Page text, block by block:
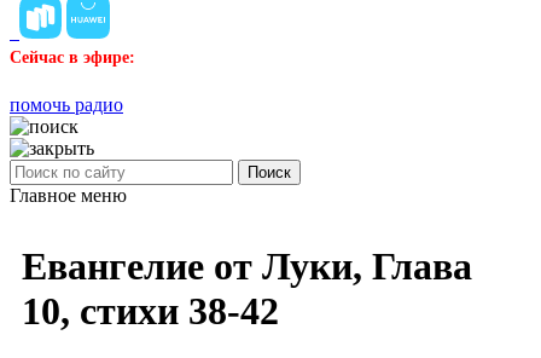
Сейчас в эфире:
помочь радио
Поиск
Главное меню
Евангелие от Луки, Глава
10, стихи 38-42